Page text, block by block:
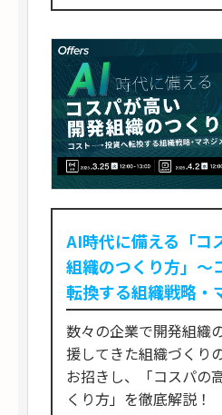
AI時代に備える「コ
組織のつくり方」
転換する組織戦略・
数々の企業で開発組織
援してきた組織づくり
お招きし、「コスパの
くり方」を徹底解説！